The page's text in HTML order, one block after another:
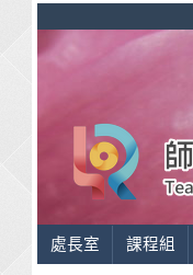
處長室 課程組